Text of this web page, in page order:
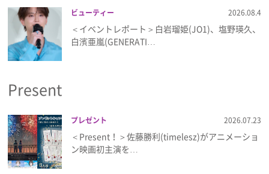
Emo!miuとは？
免責事項
プライバシーポリシー
利用規約
お問い合わせ
ビューティー 2026.08.4
＜イベントレポート＞白岩瑠姫(JO1)、塩野瑛久、
白濱亜嵐(GENERATI…
Present
プレゼント 2026.07.23
＜Present！＞佐藤勝利(timelesz)がアニメーショ
ン映画初主演を…